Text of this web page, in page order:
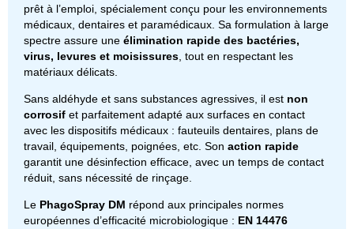
prêt à l’emploi, spécialement conçu pour les environnements
médicaux, dentaires et paramédicaux. Sa formulation à large
spectre assure une élimination rapide des bactéries,
virus, levures et moisissures , tout en respectant les
matériaux délicats.
Sans aldéhyde et sans substances agressives, il est non
corrosif et parfaitement adapté aux surfaces en contact
avec les dispositifs médicaux : fauteuils dentaires, plans de
travail, équipements, poignées, etc. Son action rapide
garantit une désinfection efficace, avec un temps de contact
réduit, sans nécessité de rinçage.
Le PhagoSpray DM répond aux principales normes
européennes d’efficacité microbiologique : EN 14476